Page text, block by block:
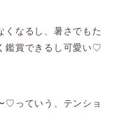
くなるし、暑さでもた
鑑賞できるし可愛い♡
♡っていう、テンショ